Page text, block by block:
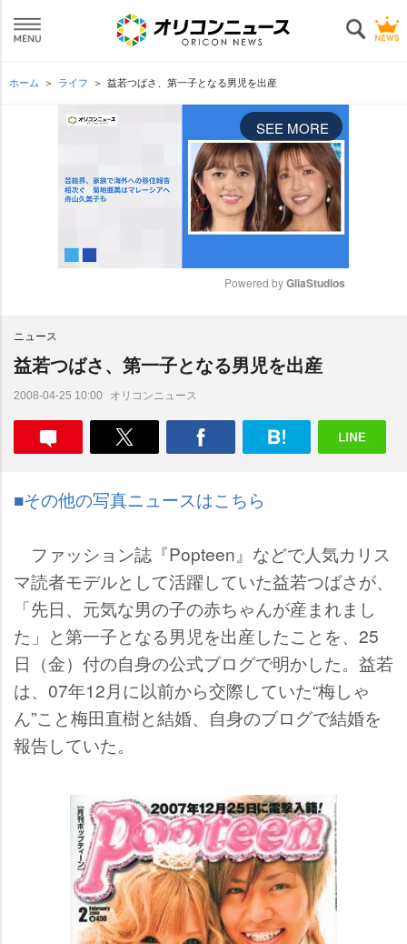
ホーム ライフ 益若つばさ、第一子となる男児を出産
SEE MORE
e
Powered by GliaStudios
ニュース
益若つばさ、第一子となる男児を出産
2008-04-25 10:00 オリコンニュース
■その他の写真ニュースはこちら
ファッション誌『Popteen』などで人気カリス
マ読者モデルとして活躍していた益若つばさが、
「先日、元気な男の子の赤ちゃんが産まれまし
た」と第一子となる男児を出産したことを、25
日（金）付の自身の公式ブログで明かした。益若
は、07年12月に以前から交際していた“梅しゃ
ん”こと梅田直樹と結婚、自身のブログで結婚を
報告していた。